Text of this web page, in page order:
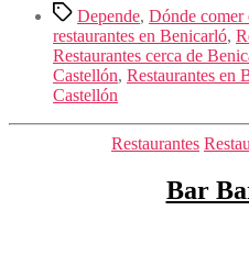
Etiquetas
Depende, Dónde comer
restaurantes en Benicarló,
Restaurantes cerca de
Castellón, Restaurantes en
Castellón
Restaurantes
Bar